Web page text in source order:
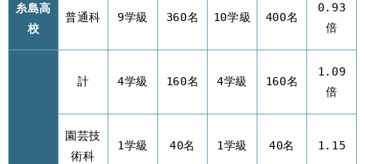
糸島高
校
普通科 9学級 360名 10学級 400名
0.93
倍
計 4学級 160名 4学級 160名
1.09
倍
園芸技
術科
1学級 40名 1学級 40名 1.15